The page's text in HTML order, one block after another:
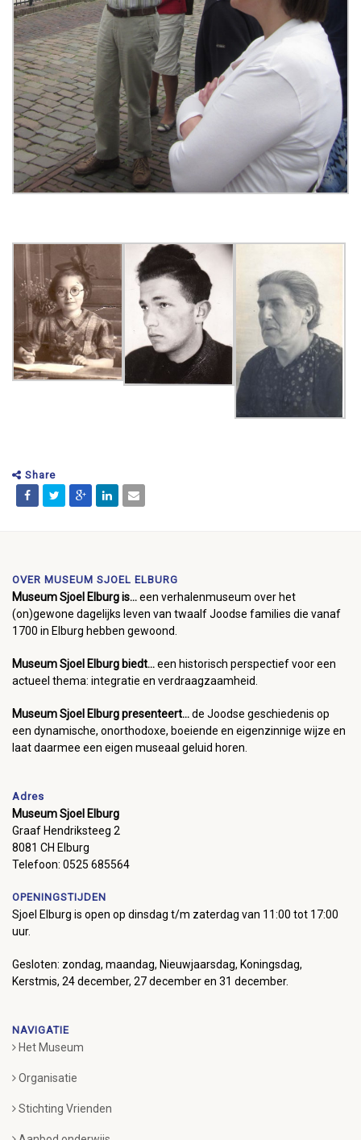
Share
OVER MUSEUM SJOEL ELBURG
Museum Sjoel Elburg is...een verhalenmuseum over het
(on)gewone dagelijks leven van twaalf Joodse families die vanaf
1700 in Elburg hebben gewoond.
Museum Sjoel Elburg biedt...een historisch perspectief voor een
actueel thema: integratie en verdraagzaamheid.
Museum Sjoel Elburg presenteert...de Joodse geschiedenis op
een dynamische, onorthodoxe, boeiende en eigenzinnige wijze en
laat daarmee een eigen museaal geluid horen.
Adres
Museum Sjoel Elburg
Graaf Hendriksteeg 2
8081 CH Elburg
Telefoon: 0525 685564
OPENINGSTIJDEN
Sjoel Elburg is open op dinsdag t/m zaterdag van 11:00 tot 17:00
uur.
Gesloten: zondag, maandag, Nieuwjaarsdag, Koningsdag,
Kerstmis, 24 december, 27 december en 31 december.
NAVIGATIE
Het Museum
Organisatie
Stichting Vrienden